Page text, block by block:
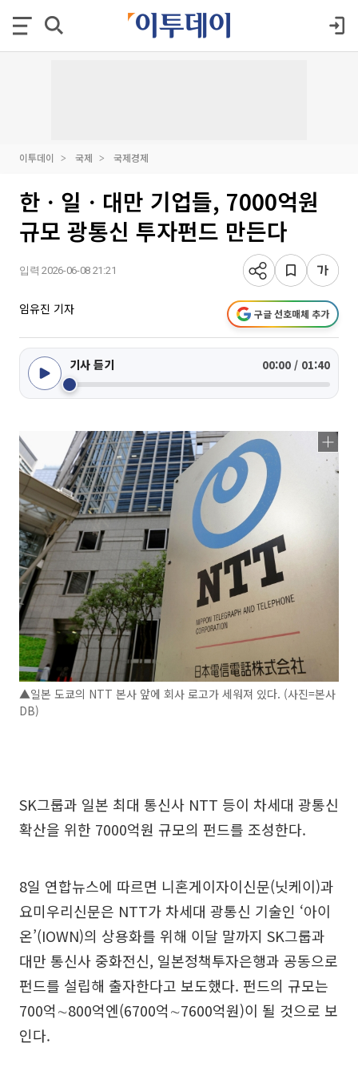
이투데이 국제 국제경제
한ㆍ일ㆍ대만 기업들, 7000억원
규모 광통신 투자펀드 만든다
입력 2026-06-08 21:21
임유진 기자 구글 선호매체 추가
기사 듣기 00:00 / 01:40
▲일본 도쿄의 NTT 본사 앞에 회사 로고가 세워져 있다. (사진=본사
DB)
SK그룹과 일본 최대 통신사 NTT 등이 차세대 광통신
확산을 위한 7000억원 규모의 펀드를 조성한다.
8일 연합뉴스에 따르면 니혼게이자이신문(닛케이)과
요미우리신문은 NTT가 차세대 광통신 기술인 ‘아이
온’(IOWN)의 상용화를 위해 이달 말까지 SK그룹과
대만 통신사 중화전신, 일본정책투자은행과 공동으로
펀드를 설립해 출자한다고 보도했다. 펀드의 규모는
700억∼800억엔(6700억∼7600억원)이 될 것으로 보
인다.